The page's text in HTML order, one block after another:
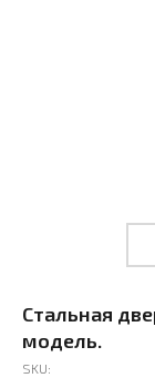
Стальная
модель.
SKU: